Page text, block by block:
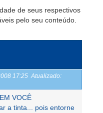
de seus respectivos
pelo seu conteúdo.
17:25 Atualizado:
VOCÊ
a tinta... pois entorne